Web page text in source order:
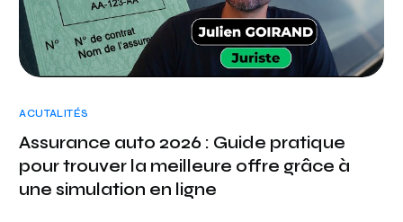
ACUTALITÉS
Assurance auto 2026 : Guide pratique
pour trouver la meilleure offre grâce à
une simulation en ligne